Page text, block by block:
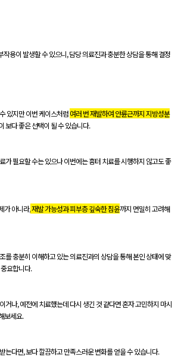
작용이 발생할 수 있으니, 담당 의료진과 충분한 상담을 통해 결정
있지만 이번 케이스처럼여러 번 재발하여 안륜근까지 지방성분
보다 좋은 선택이 될 수 있습니다.
가 필요할 수는 있으나 이번에는 흉터 치료를 시행하지 않고도 좋
가 아니라,재발 가능성과 피부층 깊숙한 침윤까지 면밀히 고려해
를 충분히 이해하고 있는 의료진과의 상담을 통해 본인 상태에 맞
요합니다.
거나, 예전에 치료했는데 다시 생긴 것 같다면 혼자 고민하지 마시
보세요.
는다면, 보다 깔끔하고 만족스러운 변화를 얻을 수 있습니다.